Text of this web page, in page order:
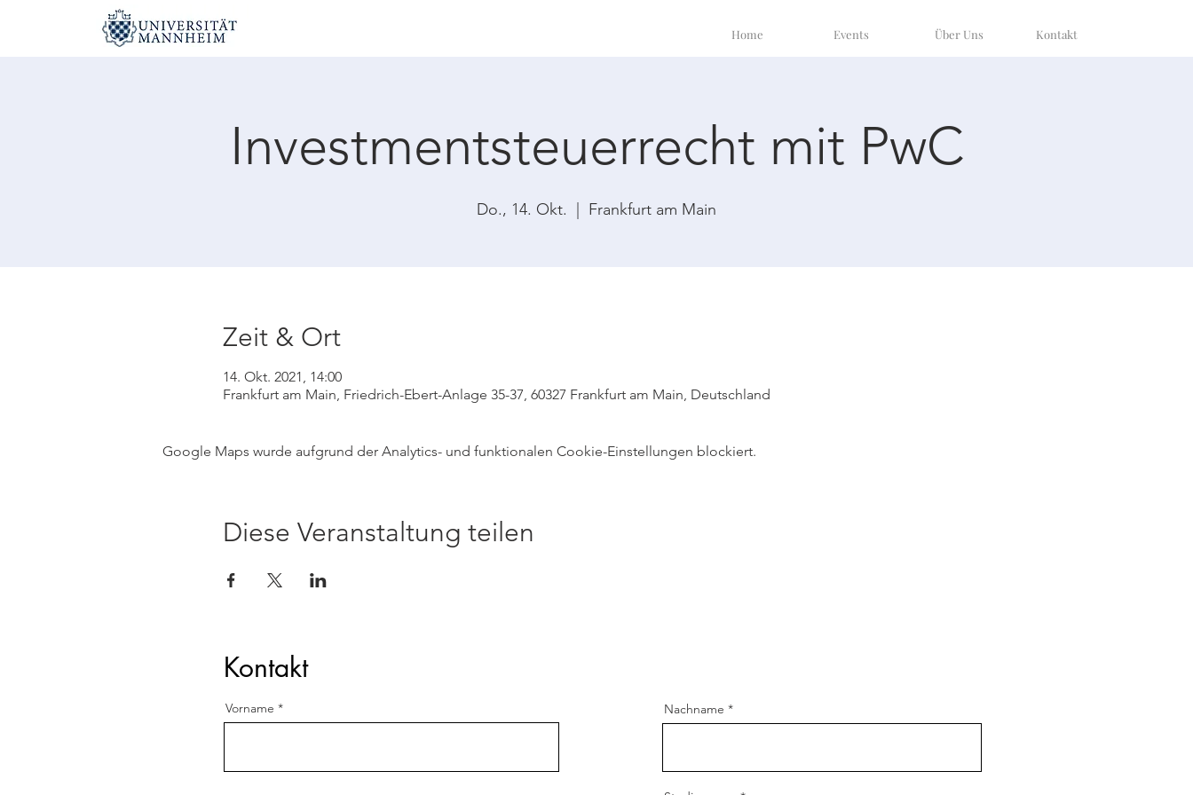
Home Events Über Uns Kontakt
Investmentsteuerrecht mit PwC
Do., 14. Okt. Frankfurt am Main
Zeit & Ort
14. Okt. 2021, 14:00
Frankfurt am Main, Friedrich-Ebert-Anlage 35-37, 60327 Frankfurt am Main, Deutschland
Google Maps wurde aufgrund der Analytics- und funktionalen Cookie-Einstellungen blockiert.
Diese Veranstaltung teilen
Kontakt
Vorname Nachname